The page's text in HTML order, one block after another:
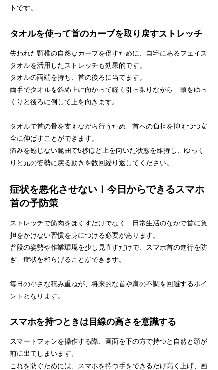
トです。
タオルを使って首のカーブを取り戻すストレッチ
失われた頸椎の自然なカーブを促すために、自宅にあるフェイス
タオルを活用したストレッチも効果的です。
タオルの両端を持ち、首の後ろに当てます。
両手でタオルを斜め上に向かって軽く引っ張りながら、頭をゆっ
くりと後ろに倒して上を向きます。
タオルで首の骨を支えながら行うため、首への負担を抑えつつ安
全に伸ばすことができます。
痛みを感じない範囲で5秒ほど上を向いた状態を維持し、ゆっく
りと元の姿勢に戻る動きを数回繰り返してください。
症状を悪化させない！今日からできるスマホ
首の予防策
ストレッチで筋肉をほぐすだけでなく、日常生活のなかで首に負
担をかけない習慣を身につける必要があります。
普段の姿勢や作業環境を少し見直すだけで、スマホ首の進行を防
ぎ、症状を和らげることができます。
毎日の小さな積み重ねが、将来的な首や肩の不調を回避するポイ
ントとなります。
スマホを持つときは目線の高さを意識する
スマートフォンを操作する際、画面を下の方で持つと自然と頭が
前に出てしまいます。
これを防ぐためには、スマホを持つ手をできるだけ高く上げ、画